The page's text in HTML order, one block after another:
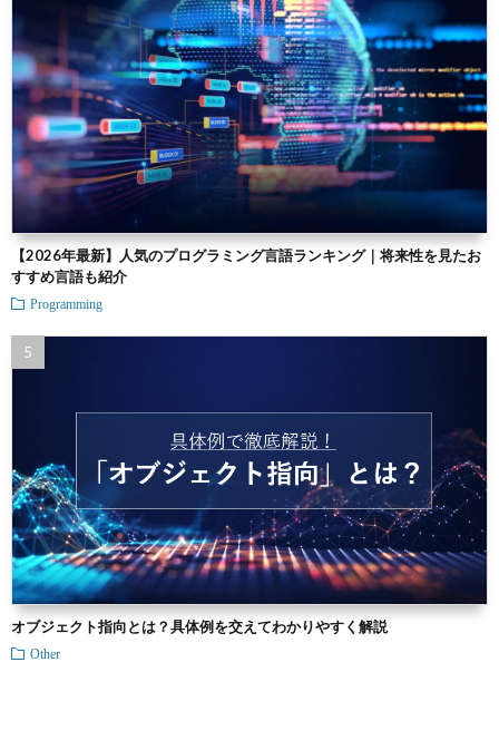
【2026年最新】人気のプログラミング言語ランキング｜将来性を見たお
すすめ言語も紹介
Programming
オブジェクト指向とは？具体例を交えてわかりやすく解説
Other